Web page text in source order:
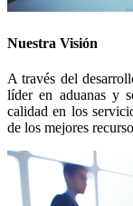
Nuestra Visión
A través del
líder en aduanas y
calidad en los
de los mejores